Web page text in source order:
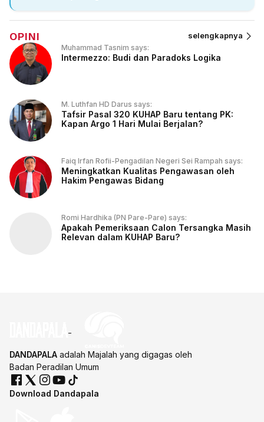
OPINI selengkapnya
Muhammad Tasnim says:
Intermezzo: Budi dan Paradoks Logika
M. Luthfan HD Darus says:
Tafsir Pasal 320 KUHAP Baru tentang PK:
Kapan Argo 1 Hari Mulai Berjalan?
Faiq Irfan Rofii-Pengadilan Negeri Sei Rampah says:
Meningkatkan Kualitas Pengawasan oleh
Hakim Pengawas Bidang
Romi Hardhika (PN Pare-Pare) says:
Apakah Pemeriksaan Calon Tersangka Masih
Relevan dalam KUHAP Baru?
DANDAPALA adalah Majalah yang digagas oleh
Badan Peradilan Umum
Download Dandapala